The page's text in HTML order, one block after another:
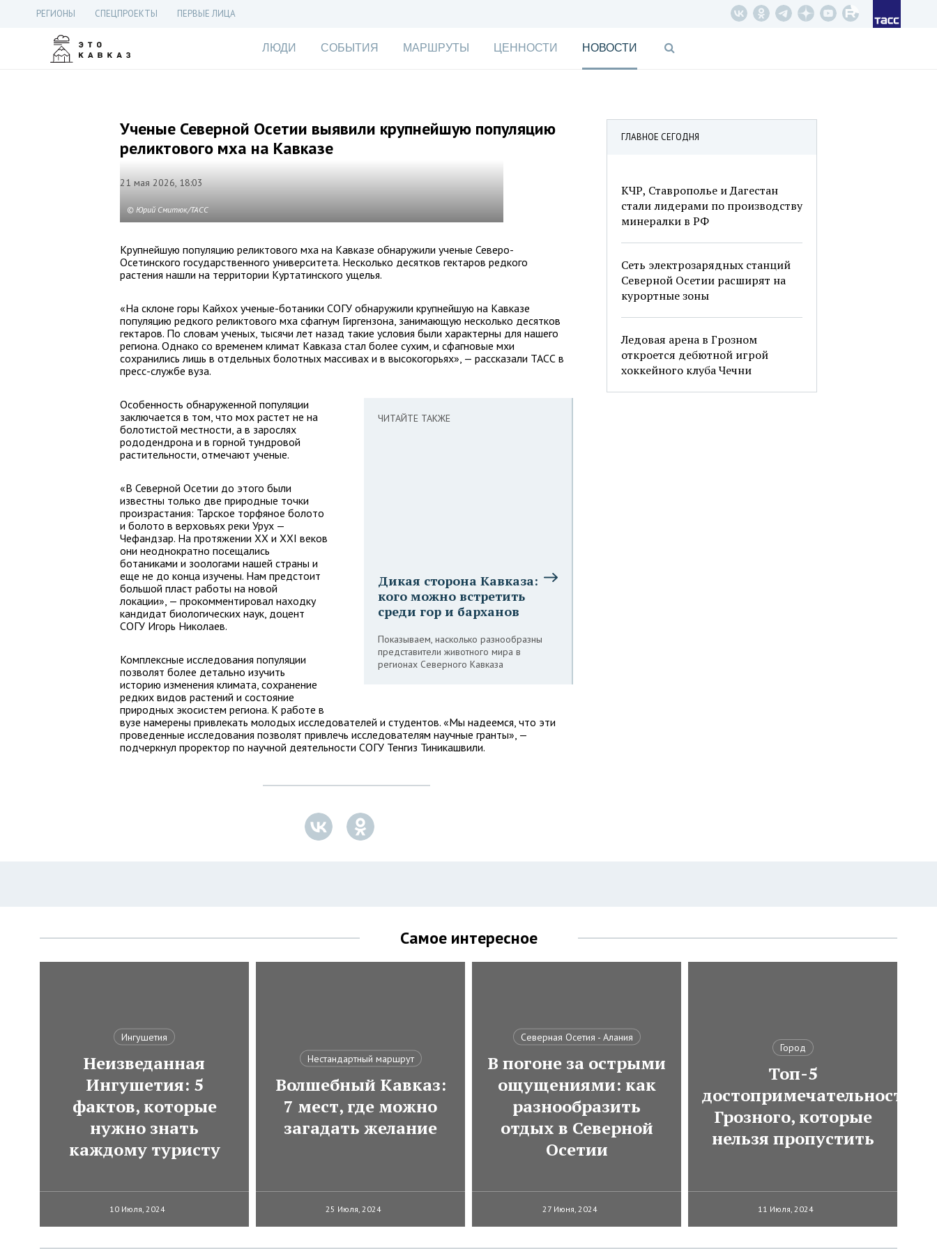
РЕГИОНЫ СПЕЦПРОЕКТЫ ПЕРВЫЕ ЛИЦА
ЛЮДИ СОБЫТИЯ МАРШРУТЫ ЦЕННОСТИ НОВОСТИ
ГЛАВНОЕ СЕГОДНЯ
КЧР, Ставрополье и Дагестан
стали лидерами по производству
минералки в РФ
Сеть электрозарядных станций
Северной Осетии расширят на
курортные зоны
Ледовая арена в Грозном
откроется дебютной игрой
хоккейного клуба Чечни
Ученые Северной Осетии выявили крупнейшую популяцию
реликтового мха на Кавказе
21 мая 2026, 18:03
© Юрий Смитюк/ТАСС
Крупнейшую популяцию реликтового мха на Кавказе обнаружили ученые Северо-
Осетинского государственного университета. Несколько десятков гектаров редкого
растения нашли на территории Куртатинского ущелья.
«На склоне горы Кайхох ученые-ботаники СОГУ обнаружили крупнейшую на Кавказе
популяцию редкого реликтового мха сфагнум Гиргензона, занимающую несколько десятков
гектаров. По словам ученых, тысячи лет назад такие условия были характерны для нашего
региона. Однако со временем климат Кавказа стал более сухим, и сфагновые мхи
сохранились лишь в отдельных болотных массивах и в высокогорьях», — рассказали ТАСС в
пресс-службе вуза.
ЧИТАЙТЕ ТАКЖЕ
Дикая сторона Кавказа:
кого можно встретить
среди гор и барханов
Показываем, насколько разнообразны
представители животного мира в
регионах Северного Кавказа
Особенность обнаруженной популяции
заключается в том, что мох растет не на
болотистой местности, а в зарослях
рододендрона и в горной тундровой
растительности, отмечают ученые.
«В Северной Осетии до этого были
известны только две природные точки
произрастания: Тарское торфяное болото
и болото в верховьях реки Урух —
Чефандзар. На протяжении XX и XXI веков
они неоднократно посещались
ботаниками и зоологами нашей страны и
еще не до конца изучены. Нам предстоит
большой пласт работы на новой
локации», — прокомментировал находку
кандидат биологических наук, доцент
СОГУ Игорь Николаев.
Комплексные исследования популяции
позволят более детально изучить
историю изменения климата, сохранение
редких видов растений и состояние
природных экосистем региона. К работе в
вузе намерены привлекать молодых исследователей и студентов. «Мы надеемся, что эти
проведенные исследования позволят привлечь исследователям научные гранты», —
подчеркнул проректор по научной деятельности СОГУ Тенгиз Тиникашвили.
Самое интересное
Ингушетия
Неизведанная
Ингушетия: 5
фактов, которые
нужно знать
каждому туристу
10 Июля, 2024
Нестандартный маршрут
Волшебный Кавказ:
7 мест, где можно
загадать желание
25 Июля, 2024
Северная Осетия - Алания
В погоне за острыми
ощущениями: как
разнообразить
отдых в Северной
Осетии
27 Июня, 2024
Город
Топ-5
достопримечательностей
Грозного, которые
нельзя пропустить
11 Июля, 2024